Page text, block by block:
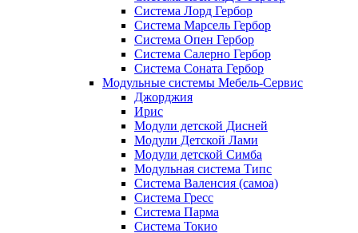
Система Лорд Гербор
Система Марсель Гербор
Система Опен Гербор
Система Салерно Гербор
Система Соната Гербор
Модульные системы Мебель-Сервис
Джорджия
Ирис
Модули детской Дисней
Модули Детской Лами
Модули детской Симба
Модульная система Типс
Система Валенсия (самоа)
Система Гресс
Система Парма
Система Токио